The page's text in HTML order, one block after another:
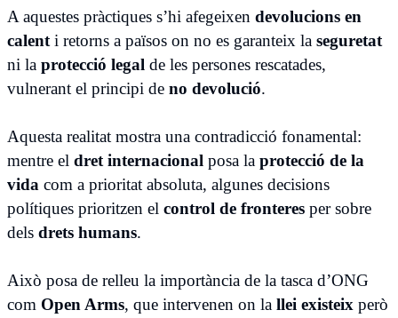
A aquestes pràctiques s’hi afegeixen devolucions en
calent i retorns a països on no es garanteix la seguretat
ni la protecció legal de les persones rescatades,
vulnerant el principi de no devolució.
Aquesta realitat mostra una contradicció fonamental:
mentre el dret internacional posa la protecció de la
vida com a prioritat absoluta, algunes decisions
polítiques prioritzen el control de fronteres per sobre
dels drets humans.
Això posa de relleu la importància de la tasca d’ONG
com Open Arms, que intervenen on la llei existeix però